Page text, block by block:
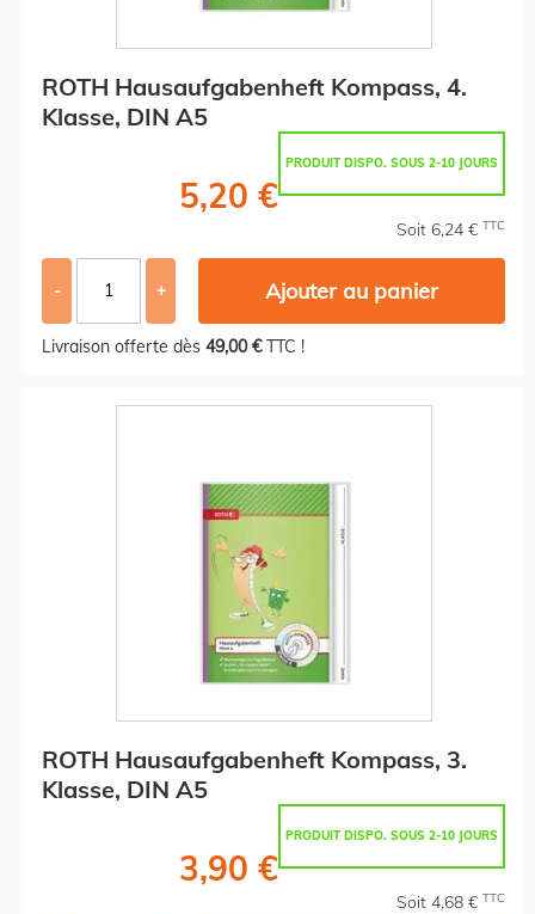
ROTH Hausaufgabenheft Kompass, 4.
Klasse, DIN A5
PRODUIT DISPO. SOUS 2-10 JOURS
5,20 €
Soit 6,24 € TTC
- + Ajouter au panier
Livraison offerte dès 49,00 €TTC !
ROTH Hausaufgabenheft Kompass, 3.
Klasse, DIN A5
PRODUIT DISPO. SOUS 2-10 JOURS
3,90 €
Soit 4,68 € TTC